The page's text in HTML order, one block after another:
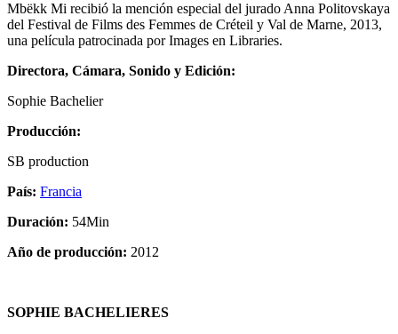
Mbëkk Mi recibió la mención especial del jurado Anna Politovskaya
del Festival de Films des Femmes de Créteil y Val de Marne, 2013,
una película patrocinada por Images en Libraries.
Directora, Cámara, Sonido y Edición:
Sophie Bachelier
Producción:
SB production
País: Francia
Duración: 54Min
Año de producción: 2012
SOPHIE BACHELIERES